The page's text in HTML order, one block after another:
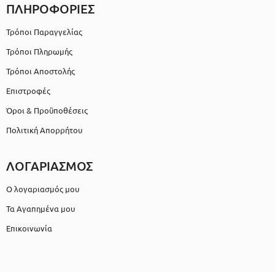
ΠΛΗΡΟΦΟΡΙΕΣ
Τρόποι Παραγγελίας
Τρόποι Πληρωμής
Τρόποι Αποστολής
Επιστροφές
Όροι & Προϋποθέσεις
Πολιτική Απορρήτου
ΛΟΓΑΡΙΑΣΜΟΣ
Ο λογαριασμός μου
Τα Αγαπημένα μου
Επικοινωνία